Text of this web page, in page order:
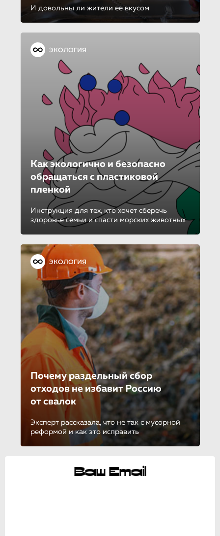
И довольны ли жители ее вкусом
ЭКОЛОГИЯ
Как экологично и безопасно
обращаться с пластиковой
пленкой
Инструкция для тех, кто хочет сберечь
здоровье семьи и спасти морских животных
ЭКОЛОГИЯ
Почему раздельный сбор
отходов не избавит Россию
от свалок
Эксперт рассказала, что не так с мусорной
реформой и как это исправить
Ваш Email